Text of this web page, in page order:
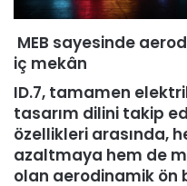
MEB sayesinde
iç mekân
ID.7, tamamen
tasarım dilini takip
özellikleri arasında,
azaltmaya hem de
olan aerodinamik ön